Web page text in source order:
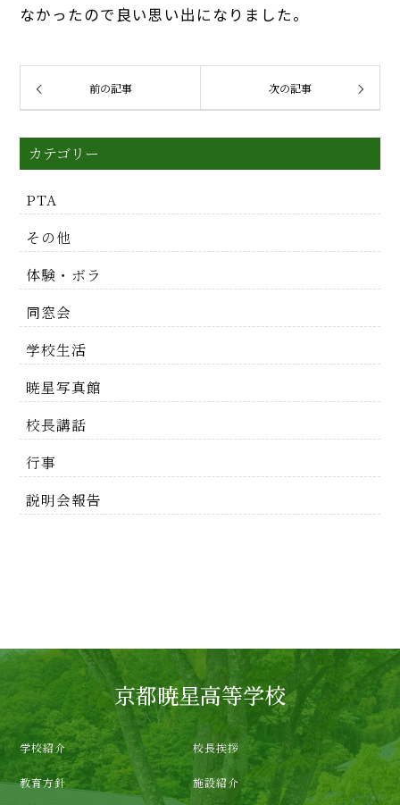
なかったので良い思い出になりました。
前の記事 次の記事
カテゴリー
PTA
その他
体験・ボラ
同窓会
学校生活
暁星写真館
校長講話
行事
説明会報告
京都暁星高等学校
学校紹介 校長挨拶
教育方針 施設紹介